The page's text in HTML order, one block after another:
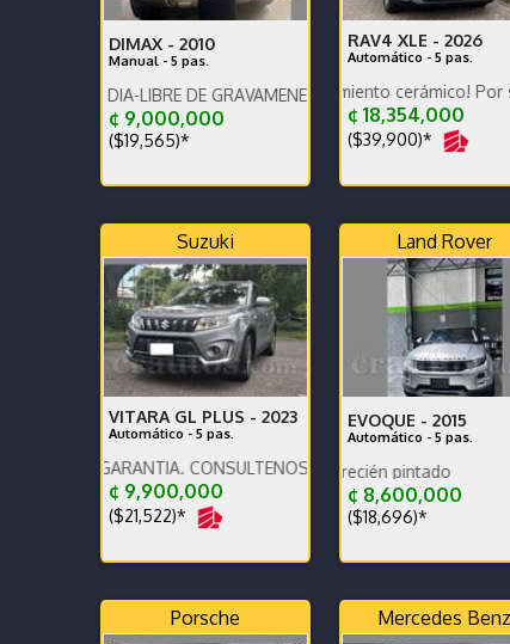
DIMAX - 2010
Manual - 5 pas.
DIA-LIBRE DE GRAVAMENES-LLANTAS EN BUEN ESTADO-LISTO
¢ 9,000,000
($19,565)*
RAV4 XLE - 2026
Automático - 5 pas.
Como Nuevo! Tratamiento cerámico! Por salida del
¢ 18,354,000
($39,900)*
Suzuki
VITARA GL PLUS - 2023
Automático - 5 pas.
GARANTÍA. CONSULTENOS POR AUTOS QUE RECIBIMOS.
¢ 9,900,000
($21,522)*
Land Rover
EVOQUE - 2015
Automático - 5 pas.
¢ 8,600,000
($18,696)*
UNICO DUEÑO
Porsche Mercedes Benz